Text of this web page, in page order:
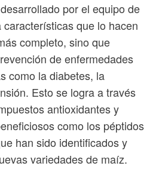
por el equipo de
que lo hacen
completo, sino que
de enfermedades
como la diabetes, la
Esto se logra a través
antioxidantes y
como los péptidos
han sido identificados y
variedades de maíz.